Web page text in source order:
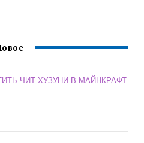
ЧИТ ХУЗУНИ В МАЙНКРАФТ